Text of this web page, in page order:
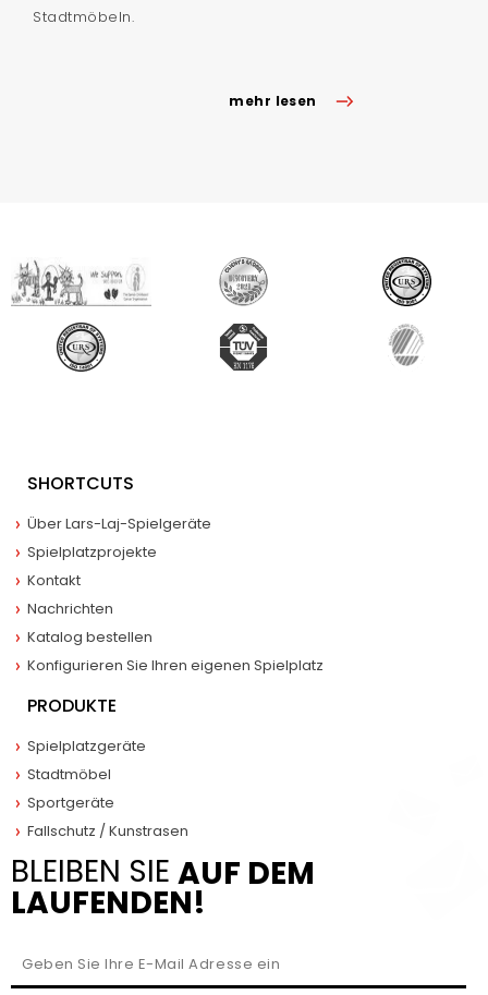
Stadtmöbeln.
mehr lesen
SHORTCUTS
Über Lars-Laj-Spielgeräte
Spielplatzprojekte
Kontakt
Nachrichten
Katalog bestellen
Konfigurieren Sie Ihren eigenen Spielplatz
PRODUKTE
Spielplatzgeräte
Stadtmöbel
Sportgeräte
Fallschutz / Kunstrasen
BLEIBEN SIE AUF DEM
LAUFENDEN!